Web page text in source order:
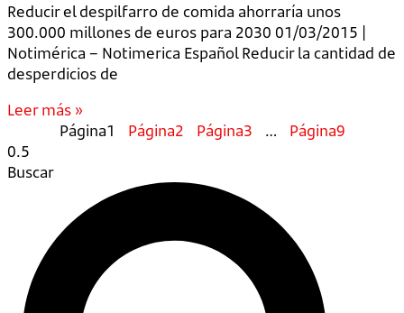
Reducir el despilfarro de comida ahorraría unos
300.000 millones de euros para 2030 01/03/2015 |
Notimérica – Notimerica Español Reducir la cantidad de
desperdicios de
Leer más »
Página1 Página2 Página3 … Página9
Buscar